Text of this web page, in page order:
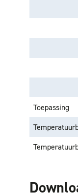
Toepassing